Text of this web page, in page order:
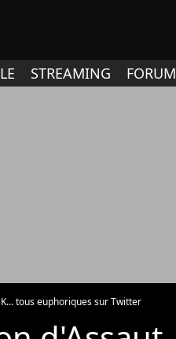
STREAMING FORUM
tous euphoriques sur Twitter